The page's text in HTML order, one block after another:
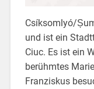
Csíksomlyó/
und ist ein
Ciuc. Es ist ein
berühmtes
Franziskus